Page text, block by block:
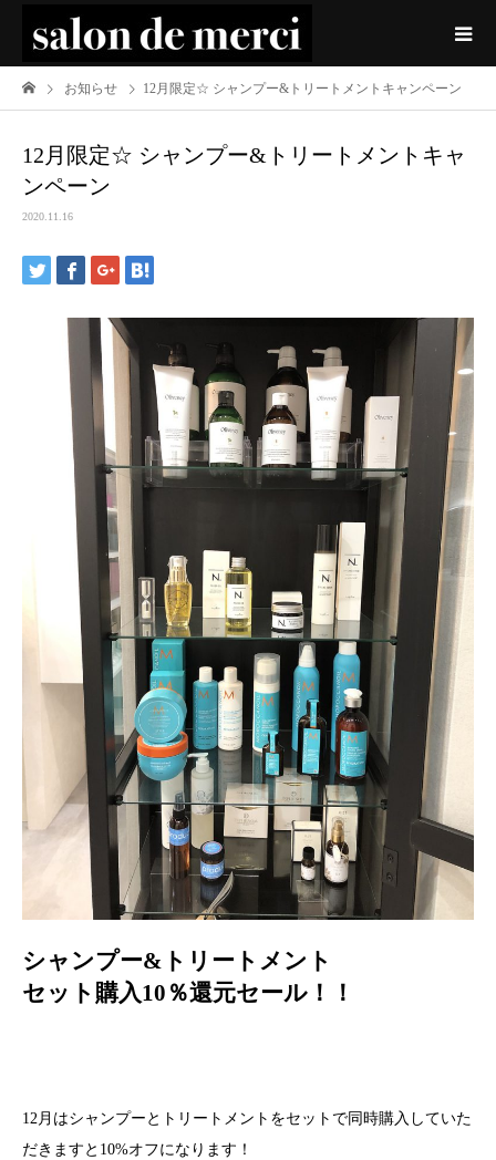
お知らせ 12月限定☆ シャンプー&トリートメントキャンペーン
12月限定☆ シャンプー&トリートメントキャ
ンペーン
2020.11.16
シャンプー&トリートメント
セット購入10％還元セール！！
12月はシャンプーとトリートメントをセットで同時購入していた
だきますと10%オフになります！